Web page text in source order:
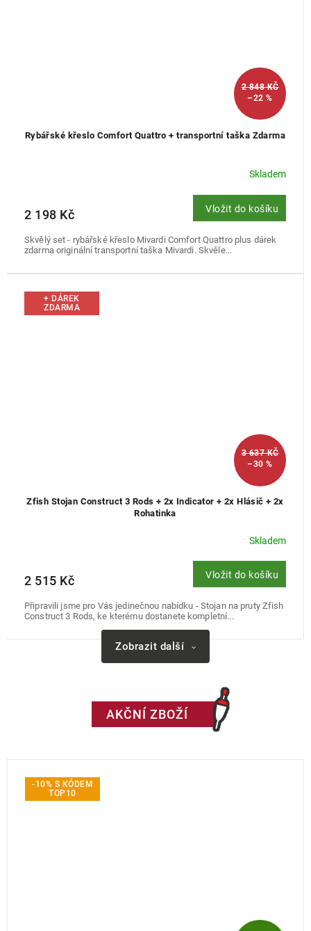
2 848 KČ
–22 %
Rybářské křeslo Comfort Quattro + transportní taška Zdarma
Skladem
2 198 Kč Vložit do košíku
Skvělý set - rybářské křeslo Mivardi Comfort Quattro plus dárek
zdarma originální transportní taška Mivardi. Skvěle...
+ DÁREK
ZDARMA
3 637 KČ
–30 %
Zfish Stojan Construct 3 Rods + 2x Indicator + 2x Hlásič + 2x
Rohatinka
Skladem
2 515 Kč Vložit do košíku
Připravili jsme pro Vás jedinečnou nabídku - Stojan na pruty Zfish
Construct 3 Rods, ke kterému dostanete kompletní...
Zobrazit další
AKČNÍ ZBOŽÍ
-10% S KÓDEM
TOP10